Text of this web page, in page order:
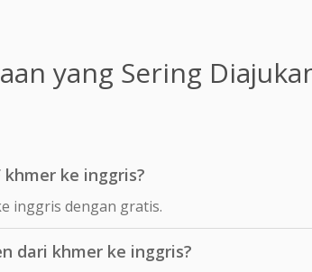
yang Sering
ke inggris?
inggris dengan gratis.
dari khmer ke inggris?